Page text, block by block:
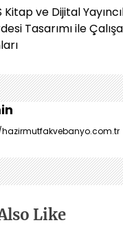
Kitap ve Dijital
Tasarımı ile
Like